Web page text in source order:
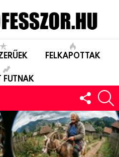
FELKAPOTTAK
FUTNAK
US